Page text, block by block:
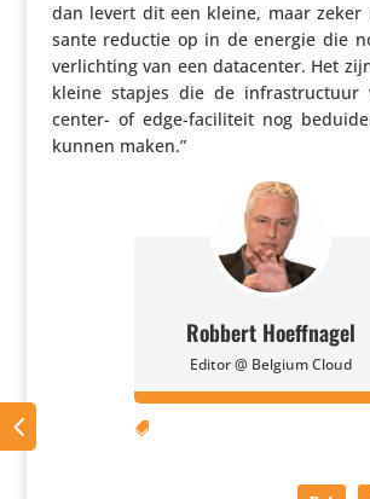
dan levert dit een kleine, maar
sante reductie op in de energie die
verlich­ting van een data­center. Het
kleine stapjes die de
center- of edge-faci­li­teit nog
kunnen maken.”
Robbert Hoeffnagel
Editor @ Belgium Cloud
